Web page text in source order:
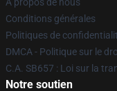
Conditions générales
Politiques de
DMCA - Politique sur le
C.A. SB657 : Loi sur la
Notre soutien